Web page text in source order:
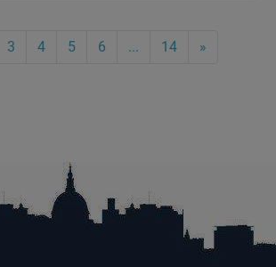
3 4 5 6 ... 14 »